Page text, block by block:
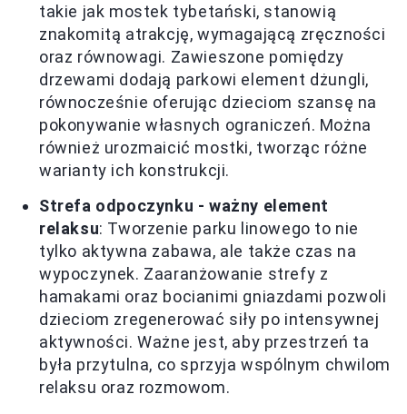
takie jak mostek tybetański, stanowią
znakomitą atrakcję, wymagającą zręczności
oraz równowagi. Zawieszone pomiędzy
drzewami dodają parkowi element dżungli,
równocześnie oferując dzieciom szansę na
pokonywanie własnych ograniczeń. Można
również urozmaicić mostki, tworząc różne
warianty ich konstrukcji.
Strefa odpoczynku - ważny element
relaksu: Tworzenie parku linowego to nie
tylko aktywna zabawa, ale także czas na
wypoczynek. Zaaranżowanie strefy z
hamakami oraz bocianimi gniazdami pozwoli
dzieciom zregenerować siły po intensywnej
aktywności. Ważne jest, aby przestrzeń ta
była przytulna, co sprzyja wspólnym chwilom
relaksu oraz rozmowom.